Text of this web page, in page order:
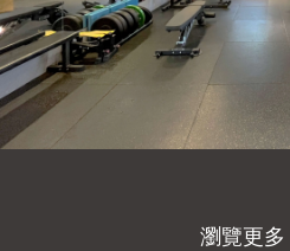
瀏覽更多